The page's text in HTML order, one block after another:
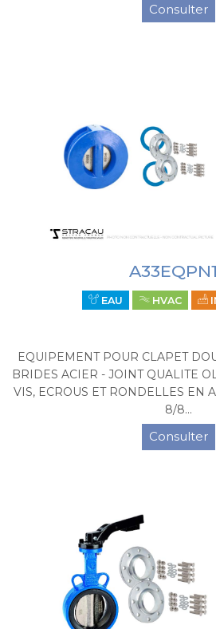
Consulter
EAU HVAC
EQUIPEMENT POUR CLAPET
BRIDES ACIER - JOINT QUALITE
VIS, ECROUS ET RONDELLES EN
8/8...
Consulter